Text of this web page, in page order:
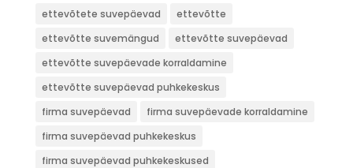
ettevõtete suvepäevad
ettevõtte
ettevõtte suvemängud
ettevõtte suvepäevad
ettevõtte suvepäevade korraldamine
ettevõtte suvepäevad puhkekeskus
firma suvepäevad
firma suvepäevade korraldamine
firma suvepäevad puhkekeskus
firma suvepäevad puhkekeskused